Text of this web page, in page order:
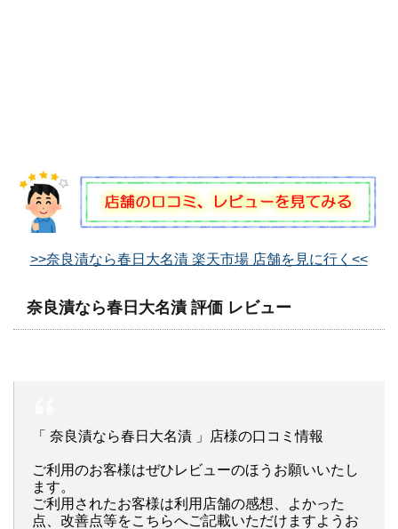
>>奈良漬なら春日大名漬 楽天市場 店舗を見に行く<<
奈良漬なら春日大名漬 評価 レビュー
「 奈良漬なら春日大名漬 」店様の口コミ情報
ご利用のお客様はぜひレビューのほうお願いいたし
ます。
ご利用されたお客様は利用店舗の感想、よかった
点、改善点等をこちらへご記載いただけますようお